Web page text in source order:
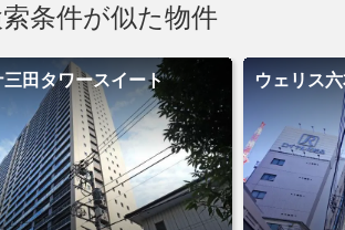
条件が似た物件
田タワースイート ウェリス